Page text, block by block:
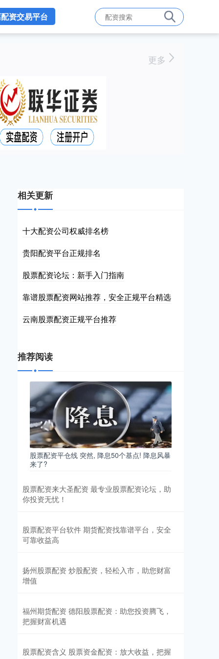
资交易平台
更多
相关更新
十大配资公司权威排名榜
贵阳配资平台正规排名
股票配资论坛：新手入门指南
靠谱股票配资网站推荐，安全正规平台精选
云南股票配资正规平台推荐
推荐阅读
股票配资平仓线 突然, 降息50个基点! 降息风暴
来了?
股票配资来大圣配资 最专业股票配资论坛，助
你投资无忧！
股票配资平台软件 期货配资找靠谱平台，安全
可靠收益高
扬州股票配资 炒股配资，轻松入市，助您财富
增值
福州期货配资 德阳股票配资：助您投资腾飞，
把握财富机遇
股票配资含义 股票资金配资：放大收益，把握